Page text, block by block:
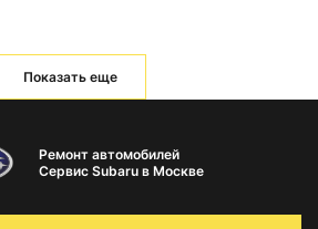
Показать еще
Ремонт автомобилей
Сервис Subaru в Москве